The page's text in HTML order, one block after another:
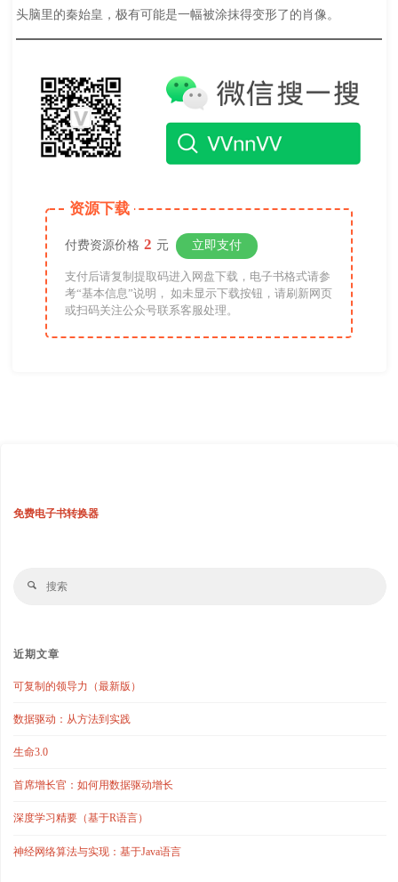
头脑里的秦始皇，极有可能是一幅被涂抹得变形了的肖像。
资源下载
付费资源价格 2 元 立即支付
支付后请复制提取码进入网盘下载，电子书格式请参
考“基本信息”说明， 如未显示下载按钮，请刷新网页
或扫码关注公众号联系客服处理。
免费电子书转换器
搜
近期文章
可复制的领导力（最新版）
数据驱动：从方法到实践
生命3.0
首席增长官：如何用数据驱动增长
深度学习精要（基于R语言）
神经网络算法与实现：基于Java语言